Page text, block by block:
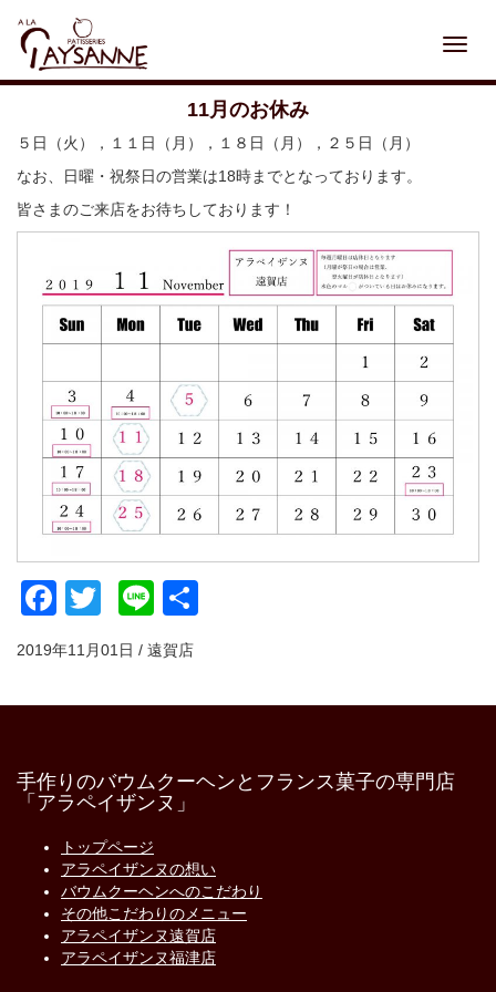
11月のお休み
５日（火），１１日（月），１８日（月），２５日（月）
なお、日曜・祝祭日の営業は18時までとなっております。
皆さまのご来店をお待ちしております！
Facebook
Twitter
Line
2019年11月01日 / 遠賀店
手作りのバウムクーヘンとフランス菓子の専門店
「アラペイザンヌ」
トップページ
アラペイザンヌの想い
バウムクーヘンへのこだわり
その他こだわりのメニュー
アラペイザンヌ遠賀店
アラペイザンヌ福津店